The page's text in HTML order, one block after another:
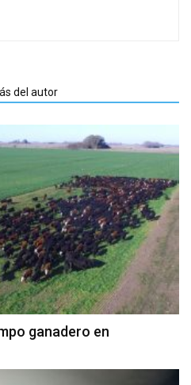
del autor
ganadero en